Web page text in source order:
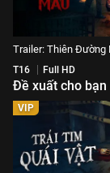
Trailer: Thiên Đường
T16 Full HD
Đề xuất cho bạn
VIP